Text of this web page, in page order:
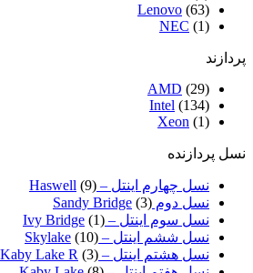
Lenovo (63)
NEC (1)
پردازند
AMD (29)
Intel (134)
Xeon (1)
نسل پردازنده
نسل چهارم اینتل – Haswell (9)
نسل دوم Sandy Bridge (3)
نسل سوم اینتل – Ivy Bridge (1)
نسل ششم اینتل – Skylake (10)
نسل هشتم اینتل – Kaby Lake R (3)